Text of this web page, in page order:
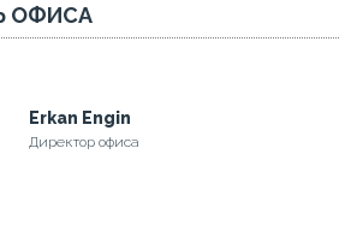
ОФИСА
Erkan Engin
Директор офиса